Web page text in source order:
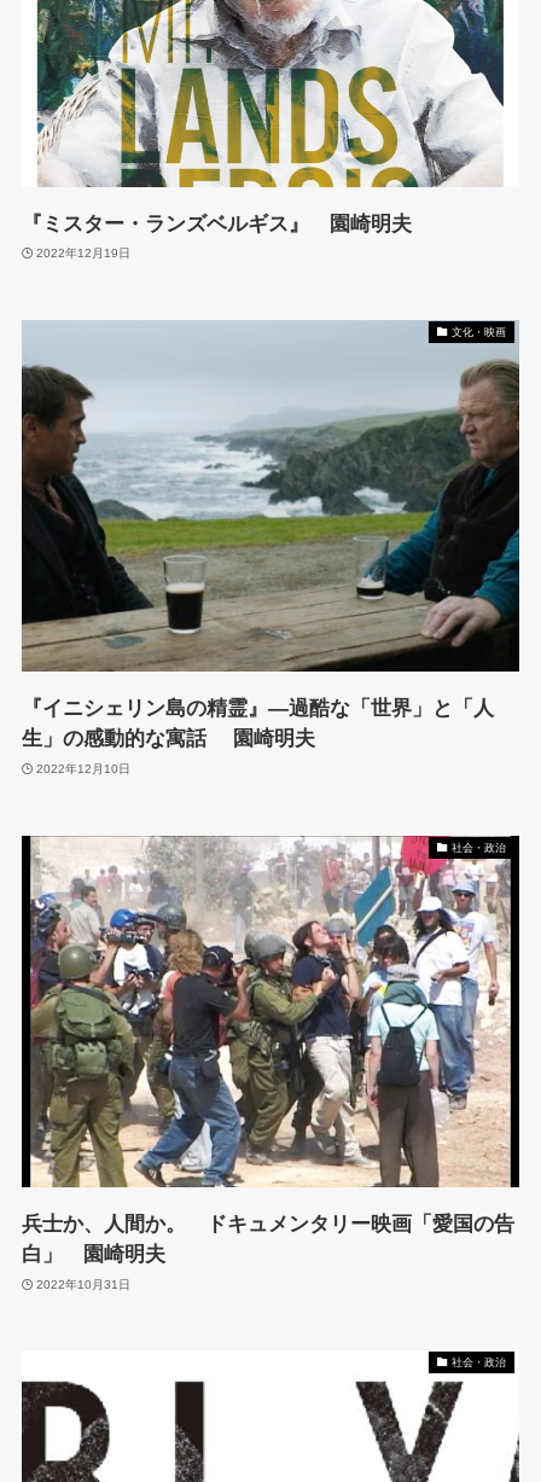
『ミスター・ランズベルギス』 園崎明夫
2022年12月19日
文化・映画
『イニシェリン島の精霊』―過酷な「世界」と「人
生」の感動的な寓話 園崎明夫
2022年12月10日
社会・政治
兵士か、人間か。 ドキュメンタリー映画「愛国の告
白」 園崎明夫
2022年10月31日
社会・政治